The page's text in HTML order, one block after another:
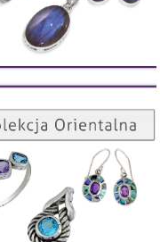
Kolekcja Orientalna
ZOBACZ